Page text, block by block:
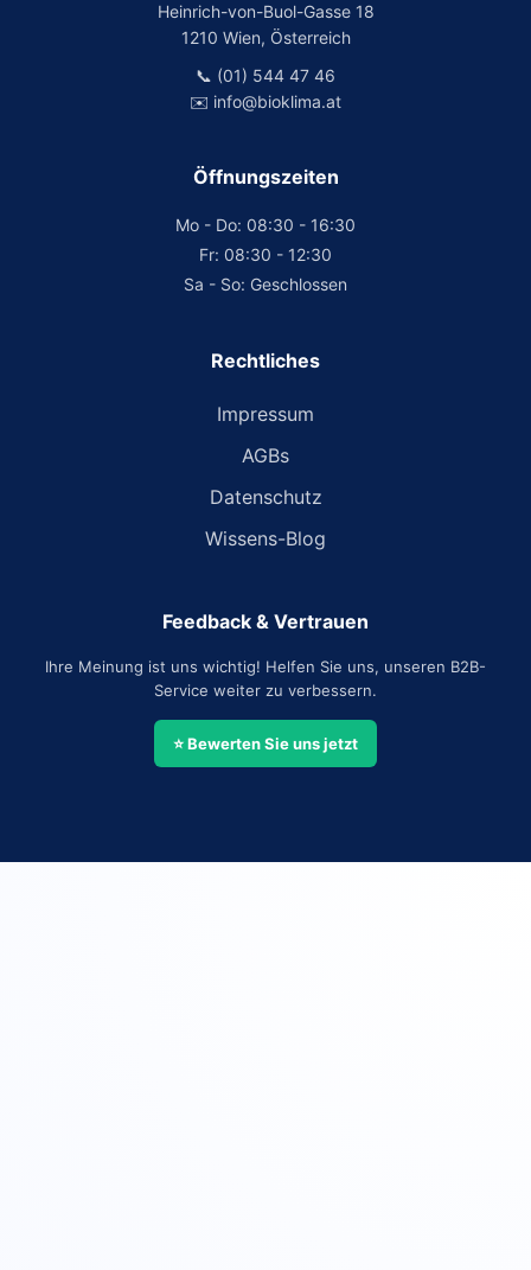
Heinrich-von-Buol-Gasse 18
1210 Wien, Österreich
📞 (01) 544 47 46
✉️ info@bioklima.at
Öffnungszeiten
Mo - Do: 08:30 - 16:30
Fr: 08:30 - 12:30
Sa - So: Geschlossen
Rechtliches
Impressum
AGBs
Datenschutz
Wissens-Blog
Feedback & Vertrauen
Ihre Meinung ist uns wichtig! Helfen Sie uns, unseren B2B-
Service weiter zu verbessern.
⭐ Bewerten Sie uns jetzt